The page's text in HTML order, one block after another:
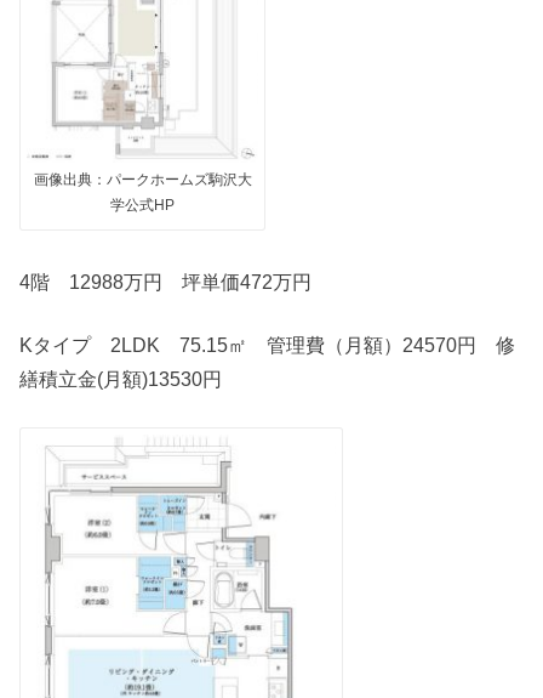
画像出典：パークホームズ駒沢大
学公式HP
4階 12988万円 坪単価472万円
Kタイプ 2LDK 75.15㎡ 管理費（月額）24570円 修
繕積立金(月額)13530円